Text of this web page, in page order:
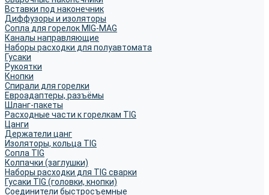
Вставки под наконечник
Диффузоры и изоляторы
Сопла для горелок MIG-MAG
Каналы направляющие
Наборы расходки для полуавтомата
Гусаки
Рукоятки
Кнопки
Спирали для горелки
Евроадаптеры, разъёмы
Шланг-пакеты
Расходные части к горелкам TIG
Цанги
Держатели цанг
Изоляторы, кольца TIG
Сопла TIG
Колпачки (заглушки)
Наборы расходки для TIG сварки
Гусаки TIG (головки, кнопки)
Соединители быстросъемные